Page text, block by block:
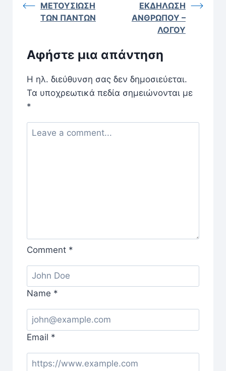
ΜΕΤΟΥΣΙΩΣΗ
ΤΩΝ ΠΑΝΤΩΝ
ΕΚΔΗΛΩΣΗ
ΑΝΘΡΩΠΟΥ –
ΛΟΓΟΥ
Αφήστε μια απάντηση
Η ηλ. διεύθυνση σας δεν δημοσιεύεται.
Τα υποχρεωτικά πεδία σημειώνονται με
*
Comment *
Name *
Email *